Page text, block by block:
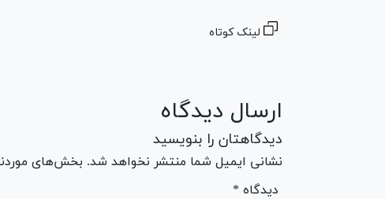
لینک کوتاه
ارسال دیدگاه
دیدگاهتان را بنویسید
نشانی ایمیل شما منتشر نخواهد شد. بخش‌های
* دیدگاه